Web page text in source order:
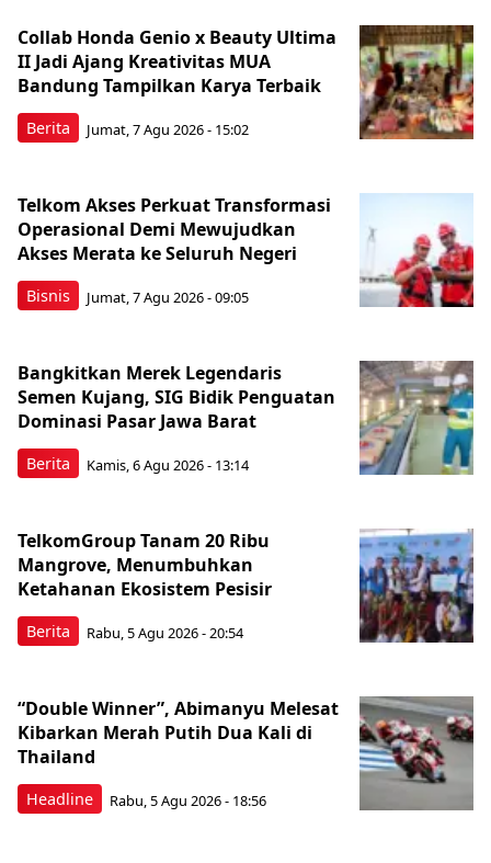
Berita
Collab Honda Genio x Beauty Ultima
II Jadi Ajang Kreativitas MUA
Bandung Tampilkan Karya Terbaik
Jumat, 7 Agu 2026 - 15:02
Bisnis
Telkom Akses Perkuat Transformasi
Operasional Demi Mewujudkan
Akses Merata ke Seluruh Negeri
Jumat, 7 Agu 2026 - 09:05
Berita
Bangkitkan Merek Legendaris
Semen Kujang, SIG Bidik Penguatan
Dominasi Pasar Jawa Barat
Kamis, 6 Agu 2026 - 13:14
Berita
TelkomGroup Tanam 20 Ribu
Mangrove, Menumbuhkan
Ketahanan Ekosistem Pesisir
Rabu, 5 Agu 2026 - 20:54
Headline
“Double Winner”, Abimanyu Melesat
Kibarkan Merah Putih Dua Kali di
Thailand
Rabu, 5 Agu 2026 - 18:56